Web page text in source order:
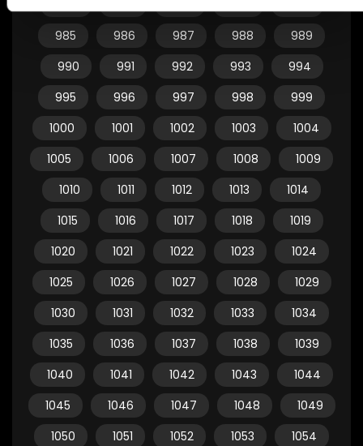
985
986 987 988
989
990
991 992 993
994
995
996 997 998
999
1000
1001 1002 1003
1004
1005
1006 1007 1008
1009
1010
1011 1012 1013
1014
1015
1016 1017 1018
1019
1020
1021 1022 1023
1024
1025
1026 1027 1028
1029
1030
1031 1032 1033
1034
1035
1036 1037 1038
1039
1040
1041 1042 1043
1044
1045
1046 1047 1048
1049
1050
1051 1052 1053
1054